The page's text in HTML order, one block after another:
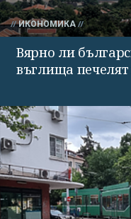
ИКОНОМИКА
Вярно ли
въглища